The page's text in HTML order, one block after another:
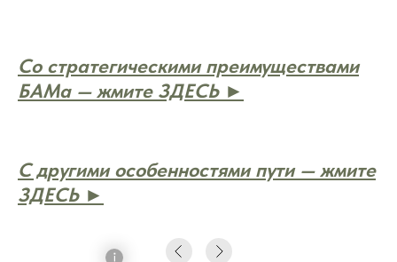
Со стратегическими преимуществами
БАМа — жмите ЗДЕСЬ ►
С другими особенностями пути — жмите
ЗДЕСЬ ►